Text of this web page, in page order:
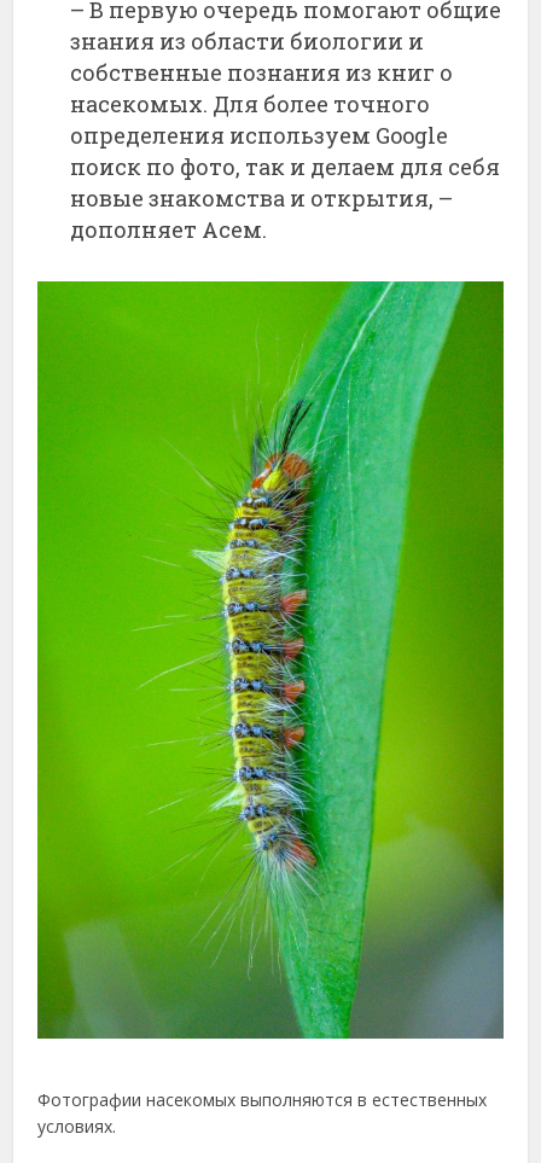
– В первую очередь помогают общие
знания из области биологии и
собственные познания из книг о
насекомых. Для более точного
определения используем Google
поиск по фото, так и делаем для себя
новые знакомства и открытия, –
дополняет Асем.
Фотографии насекомых выполняются в естественных
условиях.